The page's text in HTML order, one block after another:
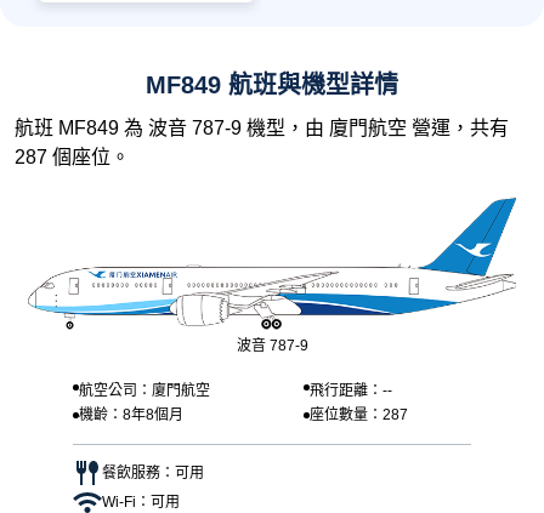
MF849 航班與機型詳情
航班 MF849 為 波音 787-9 機型，由 廈門航空 營運，共有
287 個座位。
波音 787-9
航空公司：廈門航空
飛行距離：--
機齡：8年8個月
座位數量：287
餐飲服務：可用
Wi-Fi：可用